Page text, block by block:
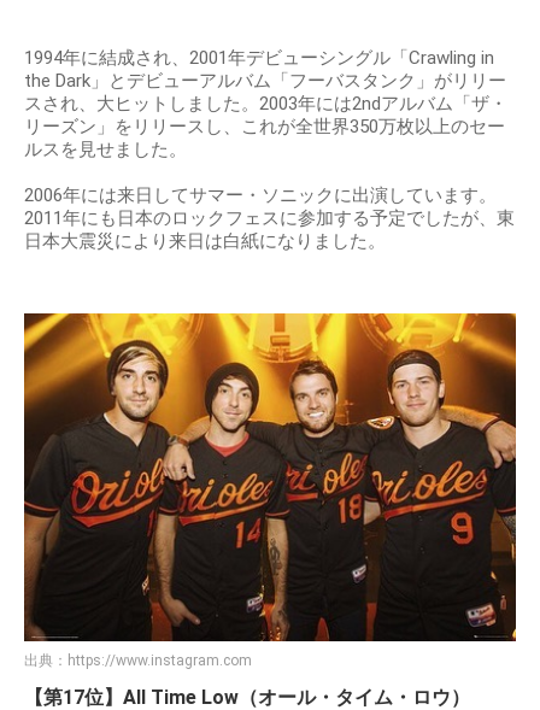
1994年に結成され、2001年デビューシングル「Crawling in
the Dark」とデビューアルバム「フーバスタンク」がリリー
スされ、大ヒットしました。2003年には2ndアルバム「ザ・
リーズン」をリリースし、これが全世界350万枚以上のセー
ルスを見せました。
2006年には来日してサマー・ソニックに出演しています。
2011年にも日本のロックフェスに参加する予定でしたが、東
日本大震災により来日は白紙になりました。
出典： https://www.instagram.com
【第17位】All Time Low（オール・タイム・ロウ）